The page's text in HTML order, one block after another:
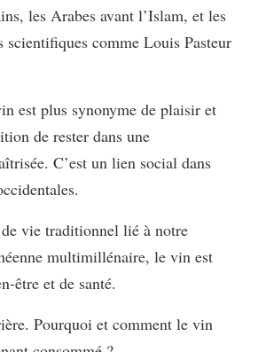
les Arabes avant l’Islam, et les
scientifiques comme Louis Pasteur
est plus synonyme de plaisir et
de rester dans une
C’est un lien social dans
vie traditionnel lié à notre
multimillénaire, le vin est
être et de santé.
Pourquoi et comment le vin